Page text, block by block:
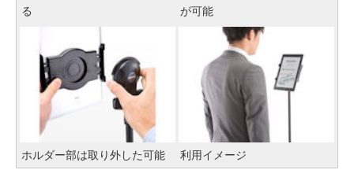
る
が可能
ホルダー部は取り外した可能 利用イメージ